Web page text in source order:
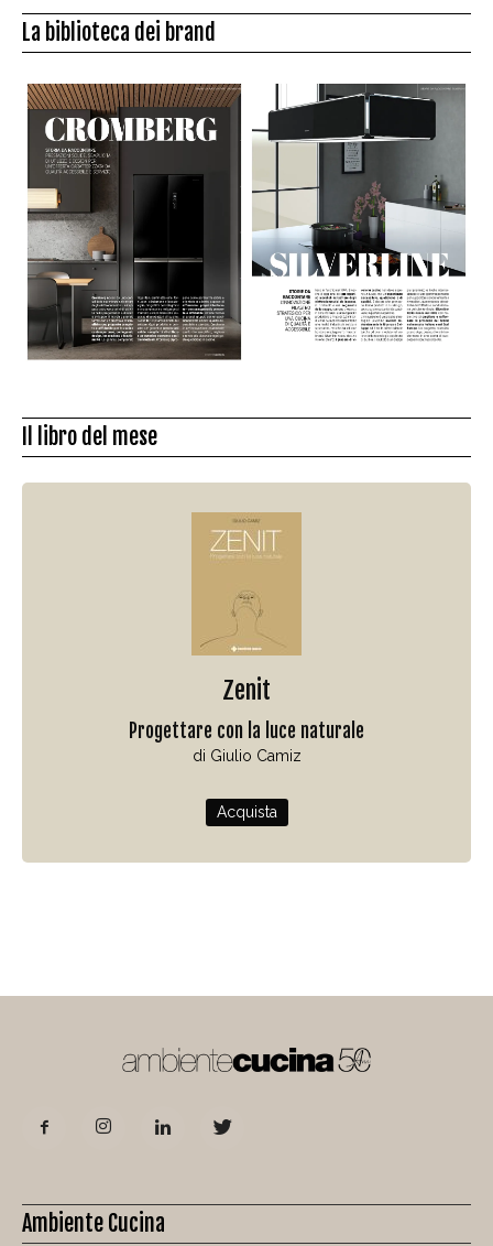
La biblioteca dei brand
Il libro del mese
Zenit
Progettare con la luce naturale
di Giulio Camiz
Acquista
Ambiente Cucina